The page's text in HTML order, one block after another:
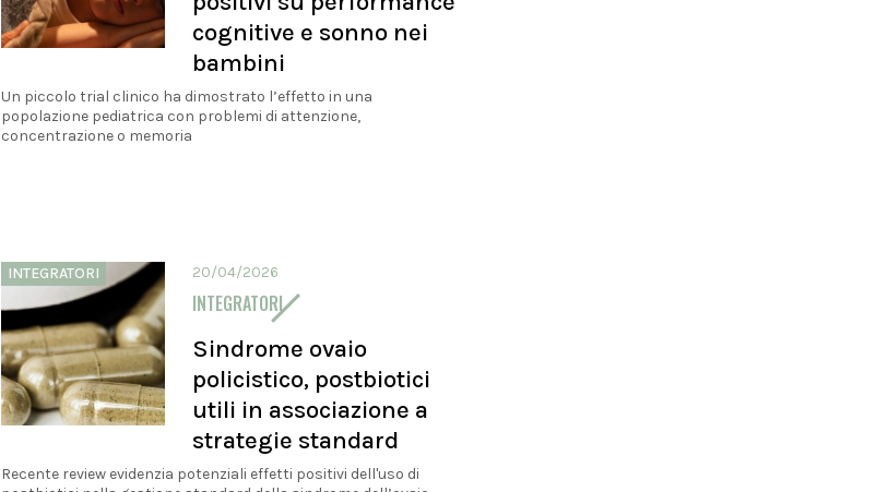
cognitive e sonno nei
bambini
Un piccolo trial clinico ha dimostrato l’effetto in una
popolazione pediatrica con problemi di attenzione,
concentrazione o memoria
INTEGRATORI 20/04/2026
INTEGRATORI
Sindrome ovaio
policistico, postbiotici
utili in associazione a
strategie standard
Recente review evidenzia potenziali effetti positivi dell'uso di